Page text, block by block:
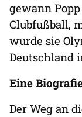
gewann
Clubfußball,
wurde sie
Deutschland
Eine
Der Weg an